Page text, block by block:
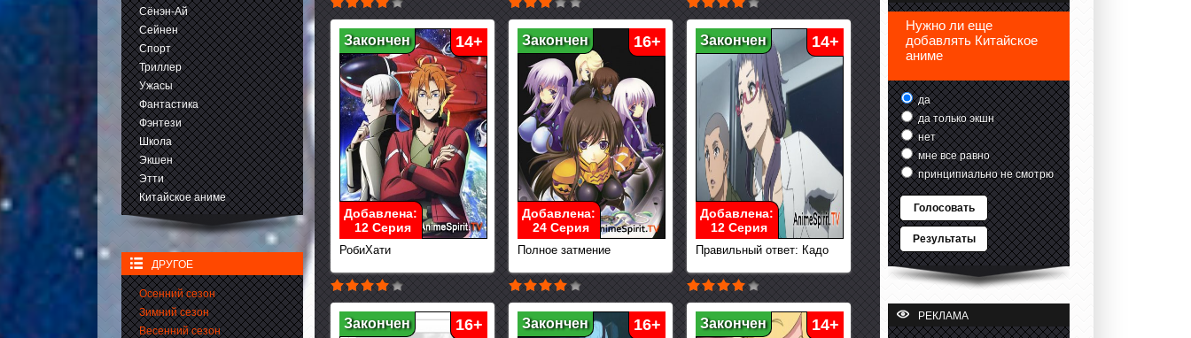
Сёнэн-Ай
Сейнен
Спорт
Триллер
Ужасы
Фантастика
Фэнтези
Школа
Экшен
Этти
Китайское аниме
ДРУГОЕ
Осенний сезон
Зимний сезон
Весенний сезон
РобиХати
Закончен 14+
Добавлена:
12 Серия
Полное затмение
Закончен 16+
Добавлена:
24 Серия
Правильный ответ: Кадо
Закончен 14+
Добавлена:
12 Серия
Закончен 16+ Закончен 16+ Закончен 14+
Нужно ли еще
добавлять Китайское
аниме
да
да только экшн
нет
мне все равно
принципиально не смотрю
Голосовать
Результаты
РЕКЛАМА